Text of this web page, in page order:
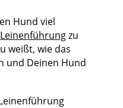
Hund viel
Leinenführungzu
weißt, wie das
und Deinen Hund